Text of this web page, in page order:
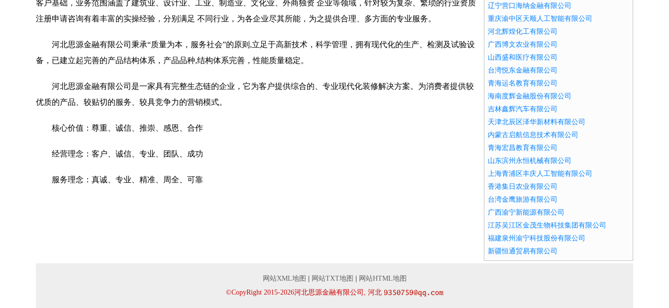
客户基础，业务范围涵盖了建筑业、设计业、工业、制造业、文化业、外商独资 企业等领域，针对较为复杂、繁琐的行业资质
注册申请咨询有着丰富的实操经验，分别满足 不同行业，为各企业尽其所能，为之提供合理、多方面的专业服务。
河北思源金融有限公司秉承“质量为本，服务社会”的原则,立足于高新技术，科学管理，拥有现代化的生产、检测及试验设
备，已建立起完善的产品结构体系，产品品种,结构体系完善，性能质量稳定。
河北思源金融有限公司是一家具有完整生态链的企业，它为客户提供综合的、专业现代化装修解决方案。为消费者提供较
优质的产品、较贴切的服务、较具竞争力的营销模式。
核心价值：尊重、诚信、推崇、感恩、合作
经营理念：客户、诚信、专业、团队、成功
服务理念：真诚、专业、精准、周全、可靠
辽宁营口海纳金融有限公司
重庆渝中区天顺人工智能有限公司
河北辉煌化工有限公司
广西博文农业有限公司
山西盛和医疗有限公司
台湾悦东金融有限公司
青海运名教育有限公司
海南度辉金融股份有限公司
吉林鑫辉汽车有限公司
天津北辰区泽华新材料有限公司
内蒙古启航信息技术有限公司
青海宏昌教育有限公司
山东滨州永恒机械有限公司
上海青浦区丰庆人工智能有限公司
香港集日农业有限公司
台湾金鹰旅游有限公司
广西渝宁新能源有限公司
江苏吴江区金茂生物科技集团有限公司
福建泉州渝宁科技股份有限公司
新疆恒通贸易有限公司
网站XML地图 网站TXT地图
网站HTML地图
©CopyRight 2015-2026河北思源金融有限公司, 河北